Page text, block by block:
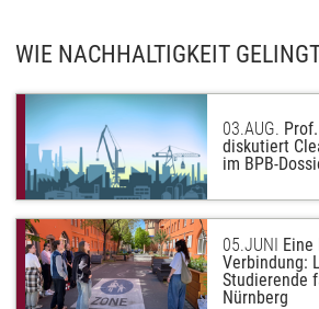
WIE NACHHALTIGKEIT
03.AUG.
diskutiert
im BPB-
05.JUNI Eine
Verbindung:
Studierende
Nürnberg